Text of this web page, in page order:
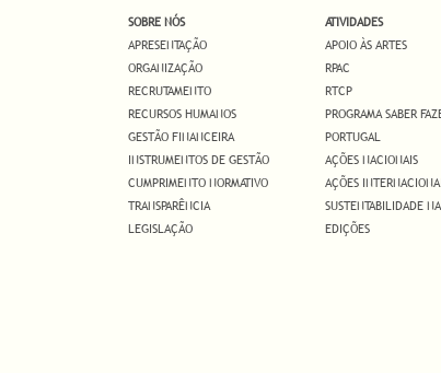
SOBRE NÓS
APRESENTAÇÃO
ORGANIZAÇÃO
RECRUTAMENTO
RECURSOS HUMANOS
GESTÃO FINANCEIRA
INSTRUMENTOS DE GESTÃO
CUMPRIMENTO NORMATIVO
TRANSPARÊNCIA
LEGISLAÇÃO
ATIVIDADES
APOIO ÀS ARTES
RPAC
RTCP
PROGRAMA SABER
PORTUGAL
AÇÕES NACIONAIS
AÇÕES
SUSTENTABILIDADE
EDIÇÕES